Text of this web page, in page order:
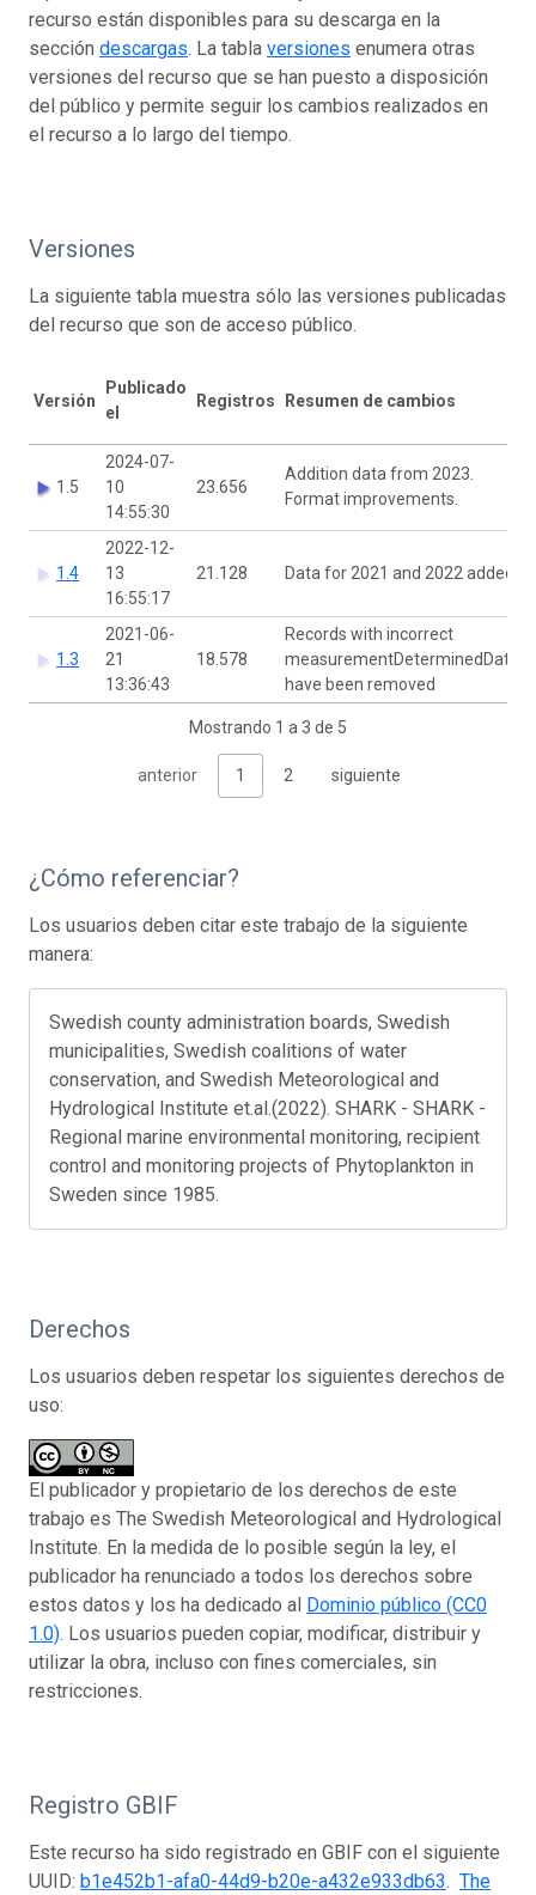
recurso están disponibles para su descarga en la
sección descargas. La tabla versiones enumera otras
versiones del recurso que se han puesto a disposición
del público y permite seguir los cambios realizados en
el recurso a lo largo del tiempo.
Versiones
La siguiente tabla muestra sólo las versiones publicadas
del recurso que son de acceso público.
Versión
Publicado
el
Registros Resumen de cambios
1.5
2024-07-
10
14:55:30
23.656
Addition data from 2023.
Format improvements.
1.4
2022-12-
13
16:55:17
21.128 Data for 2021 and 2022 added
1.3
2021-06-
21
13:36:43
18.578
Records with incorrect
measurementDeterminedDate
have been removed
Mostrando 1 a 3 de 5
anterior 1 2 siguiente
¿Cómo referenciar?
Los usuarios deben citar este trabajo de la siguiente
manera:
Swedish county administration boards, Swedish
municipalities, Swedish coalitions of water
conservation, and Swedish Meteorological and
Hydrological Institute et.al.(2022). SHARK - SHARK -
Regional marine environmental monitoring, recipient
control and monitoring projects of Phytoplankton in
Sweden since 1985.
Derechos
Los usuarios deben respetar los siguientes derechos de
uso:
El publicador y propietario de los derechos de este
trabajo es The Swedish Meteorological and Hydrological
Institute. En la medida de lo posible según la ley, el
publicador ha renunciado a todos los derechos sobre
estos datos y los ha dedicado al Dominio público (CC0
1.0). Los usuarios pueden copiar, modificar, distribuir y
utilizar la obra, incluso con fines comerciales, sin
restricciones.
Registro GBIF
Este recurso ha sido registrado en GBIF con el siguiente
UUID: b1e452b1-afa0-44d9-b20e-a432e933db63. The